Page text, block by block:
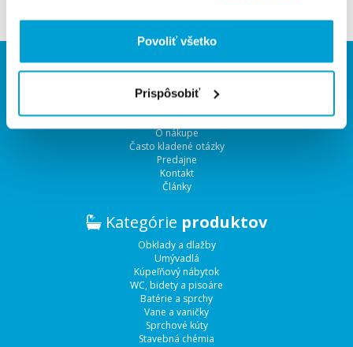
Povoliť všetko
Prispôsobiť
Rýchlanavigácia
Úvodná strana
Služby
O nákupe
Často kladené otázky
Predajne
Kontakt
Články
Kategórie produktov
Obklady a dlažby
Umývadlá
Kúpeľňový nábytok
WC, bidety a pisoáre
Batérie a sprchy
Vane a vaničky
Sprchové kúty
Stavebná chémia